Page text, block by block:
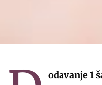
odavanje 1